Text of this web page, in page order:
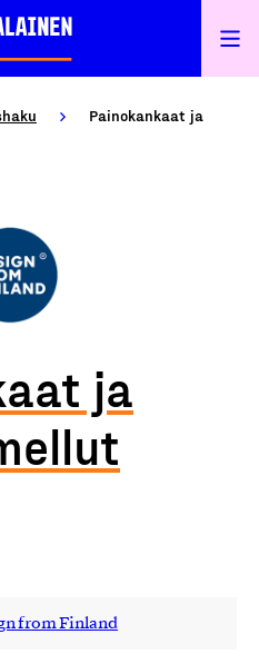
Painokankaat ja
ja
from Finland